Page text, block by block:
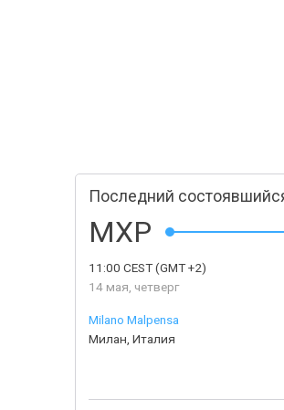
Последний
MXP
11:00 CEST(GMT +2)
14 мая, четверг
Milano Malpensa
Милан, Италия